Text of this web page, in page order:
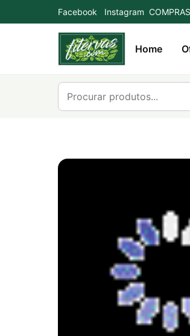
Facebook Instagram
Home